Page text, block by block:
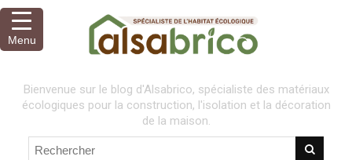
Bienvenue sur le blog d'Alsabrico, spécialiste des matériaux
écologiques pour la construction, l'isolation et la décoration
de la maison.
Menu